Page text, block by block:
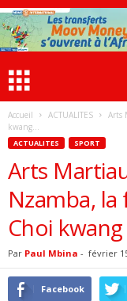
Accueil ACTUALITES
Arts
kwang...
ACTUALITES SPORT
Arts
Nzamba,
Choi
Par Paul Mbina - février
Facebook